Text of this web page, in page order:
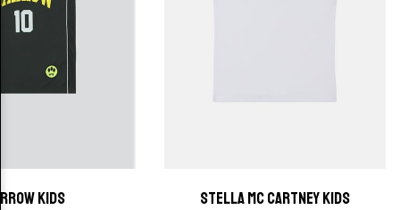
barrow kids stella mc cartney kids